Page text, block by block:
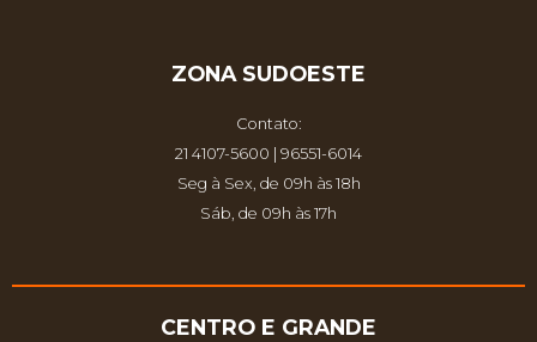
ZONA SUDOESTE
Contato:
21 4107-5600 | 96551-6014
Seg à Sex, de 09h às 18h
Sáb, de 09h às 17h
CENTRO E GRANDE